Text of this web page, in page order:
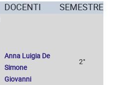
DOCENTI
SEMESTRE
Anna Luigia De
Simone
2°
Giovanni